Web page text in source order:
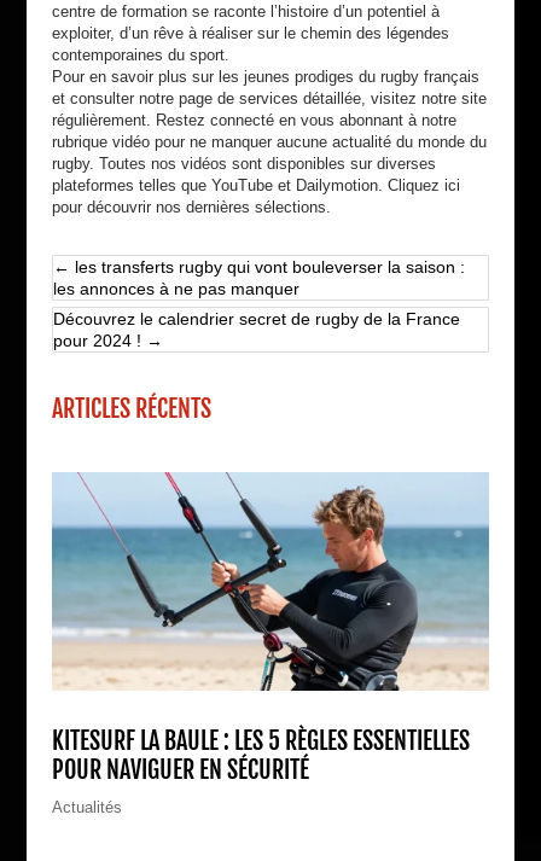
centre de formation se raconte l’histoire d’un potentiel à
exploiter, d’un rêve à réaliser sur le chemin des légendes
contemporaines du sport.
Pour en savoir plus sur les jeunes prodiges du rugby français
et consulter notre page de services détaillée, visitez notre site
régulièrement. Restez connecté en vous abonnant à notre
rubrique vidéo pour ne manquer aucune actualité du monde du
rugby. Toutes nos vidéos sont disponibles sur diverses
plateformes telles que YouTube et Dailymotion. Cliquez ici
pour découvrir nos dernières sélections.
← les transferts rugby qui vont bouleverser la saison :
les annonces à ne pas manquer
Découvrez le calendrier secret de rugby de la France
pour 2024 ! →
ARTICLES RÉCENTS
KITESURF LA BAULE : LES 5 RÈGLES ESSENTIELLES
POUR NAVIGUER EN SÉCURITÉ
Actualités